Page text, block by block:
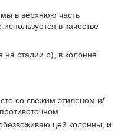
в верхнюю часть
в качестве
на стадии b), в колонне
со свежим этиленом и/
колонны, и